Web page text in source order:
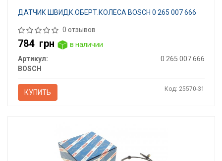
ДАТЧИК ШВИДК.ОБЕРТ.КОЛЕСА BOSCH 0 265 007 666
0 отзывов
784 грн
в наличии
Артикул:
0 265 007 666
BOSCH
КУПИТЬ Код: 25570-31